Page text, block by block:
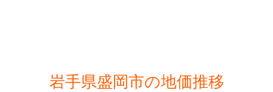
岩手県盛岡市の地価推移